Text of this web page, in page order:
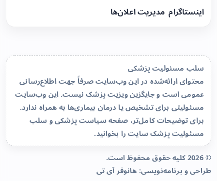
اینستاگرام مدیریت اعلان‌ها
سلب مسئولیت پزشکی
محتوای ارائه‌شده در این وب‌سایت صرفاً جهت اطلاع‌رسانی
عمومی است و جایگزین ویزیت پزشک نیست. این وب‌سایت
مسئولیتی برای تشخیص یا درمان بیماری‌ها به همراه ندارد.
برای توضیحات کامل‌تر، صفحهسیاست پزشکی و سلب
مسئولیت پزشک سایترا بخوانید.
© 2026 کلیه حقوق محفوظ است.
طراحی و برنامه‌نویسی: هانوفر آی تی